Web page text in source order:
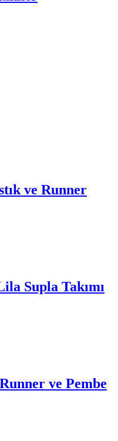
ve Runner
Supla Takımı
ve Pembe